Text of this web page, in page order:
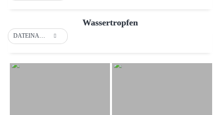
Wassertropfen
DATEINAME